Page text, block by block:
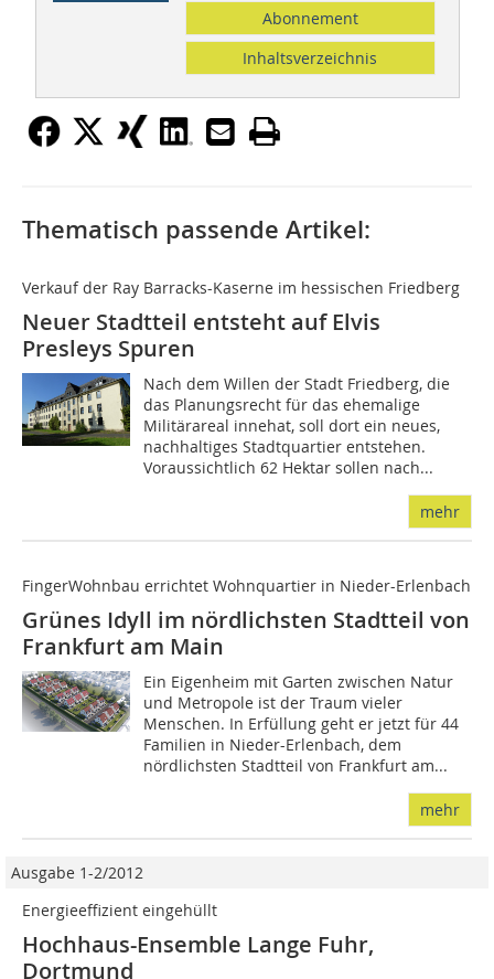
Abonnement
Inhaltsverzeichnis
Thematisch passende Artikel:
Verkauf der Ray Barracks-Kaserne im hessischen Friedberg
Neuer Stadtteil entsteht auf Elvis
Presleys Spuren
Nach dem Willen der Stadt Friedberg, die
das Planungsrecht für das ehemalige
Militärareal innehat, soll dort ein neues,
nachhaltiges Stadtquartier entstehen.
Voraussichtlich 62 Hektar sollen nach...
mehr
FingerWohnbau errichtet Wohnquartier in Nieder-Erlenbach
Grünes Idyll im nördlichsten Stadtteil von
Frankfurt am Main
Ein Eigenheim mit Garten zwischen Natur
und Metropole ist der Traum vieler
Menschen. In Erfüllung geht er jetzt für 44
Familien in Nieder-Erlenbach, dem
nördlichsten Stadtteil von Frankfurt am...
mehr
Ausgabe 1-2/2012
Energieeffizient eingehüllt
Hochhaus-Ensemble Lange Fuhr,
Dortmund